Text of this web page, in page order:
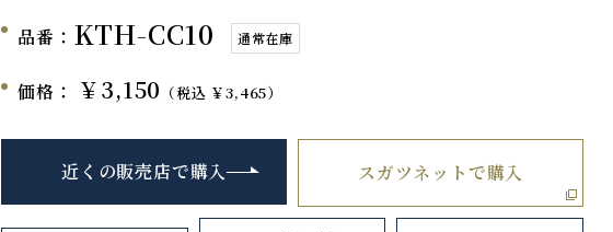
品番： KTH-CC10 通常在庫
価格： ￥3,150 （税込 ￥3,465）
近くの販売店で購入 スガツネットで購入